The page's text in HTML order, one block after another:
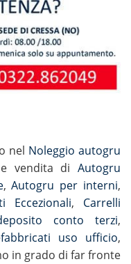
nel Noleggio autogru
vendita di Autogru
,Autogru per interni,
, Carrelli
conto terzi,
uso ufficio,
in grado di far fronte